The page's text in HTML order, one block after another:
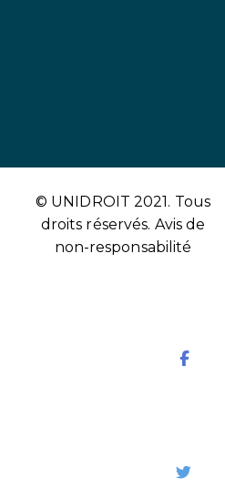
© UNIDROIT 2021. Tous
droits réservés. Avis de
non-responsabilité